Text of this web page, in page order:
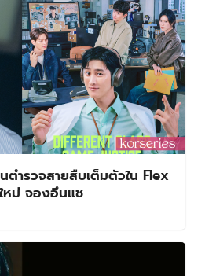
ตำรวจสายสืบเต็มตัวใน Flex
ม่ จองอึนแช